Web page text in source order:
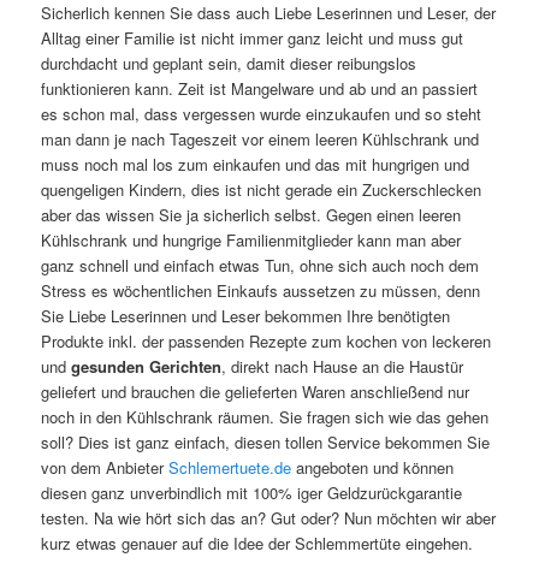
Sicherlich kennen Sie dass auch Liebe Leserinnen und Leser, der
Alltag einer Familie ist nicht immer ganz leicht und muss gut
durchdacht und geplant sein, damit dieser reibungslos
funktionieren kann. Zeit ist Mangelware und ab und an passiert
es schon mal, dass vergessen wurde einzukaufen und so steht
man dann je nach Tageszeit vor einem leeren Kühlschrank und
muss noch mal los zum einkaufen und das mit hungrigen und
quengeligen Kindern, dies ist nicht gerade ein Zuckerschlecken
aber das wissen Sie ja sicherlich selbst. Gegen einen leeren
Kühlschrank und hungrige Familienmitglieder kann man aber
ganz schnell und einfach etwas Tun, ohne sich auch noch dem
Stress es wöchentlichen Einkaufs aussetzen zu müssen, denn
Sie Liebe Leserinnen und Leser bekommen Ihre benötigten
Produkte inkl. der passenden Rezepte zum kochen von leckeren
undgesunden Gerichten, direkt nach Hause an die Haustür
geliefert und brauchen die gelieferten Waren anschließend nur
noch in den Kühlschrank räumen.Sie fragen sich wie das gehen
soll? Dies ist ganz einfach, diesen tollen Service bekommen Sie
von dem AnbieterSchlemertuete.de angeboten und können
diesen ganz unverbindlich mit 100% iger Geldzurückgarantie
testen. Na wie hört sich das an? Gut oder? Nun möchten wir aber
kurz etwas genauer auf die Idee der Schlemmertüte eingehen.